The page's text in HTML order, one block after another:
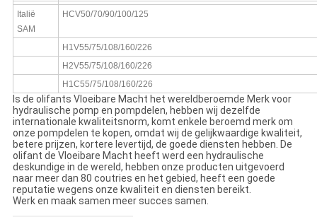
Italië
SAM
HCV50/70/90/100/125
H1V55/75/108/160/226
H2V55/75/108/160/226
H1C55/75/108/160/226
Is de olifants Vloeibare Macht het wereldberoemde Merk voor
hydraulische pomp en pompdelen, hebben wij dezelfde
internationale kwaliteitsnorm, komt enkele beroemd merk om
onze pompdelen te kopen, omdat wij de gelijkwaardige kwaliteit,
betere prijzen, kortere levertijd, de goede diensten hebben. De
olifant de Vloeibare Macht heeft werd een hydraulische
deskundige in de wereld, hebben onze producten uitgevoerd
naar meer dan 80 coutries en het gebied, heeft een goede
reputatie wegens onze kwaliteit en diensten bereikt.
Werk en maak samen meer succes samen.